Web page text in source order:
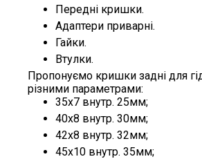
Передні кришки.
Адаптери приварні.
Гайки.
Втулки.
Пропонуємо кришки задні для
різними параметрами:
35х7 внутр. 25мм;
40х8 внутр. 30мм;
42х8 внутр. 32мм;
45х10 внутр. 35мм;